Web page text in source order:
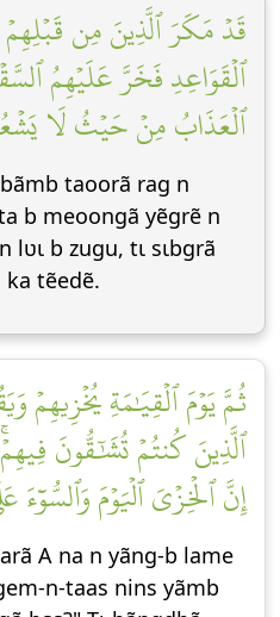
قَدۡ مَكَرَ ٱلَّذِينَ مِن قَبۡلِهِمۡ
ٱلۡقَوَاعِدِ فَخَرَّ عَلَيۡهِمُ
ٱلۡعَذَابُ مِنۡ حَيۡثُ لَا
taoorã rag n
b meoongã yẽgrẽ n
lʋɩ b zugu, tɩ sɩbgrã
tẽedẽ.
ثُمَّ يَوۡمَ ٱلۡقِيَٰمَةِ يُخۡزِيهِمۡ
ٱلَّذِينَ كُنتُمۡ تُشَٰٓقُّونَ فِيهِمۡۚ
إِنَّ ٱلۡخِزۡيَ ٱلۡيَوۡمَ وَٱلسُّوٓءَ
A na n yãng-b lame
n-taas nins yãmb